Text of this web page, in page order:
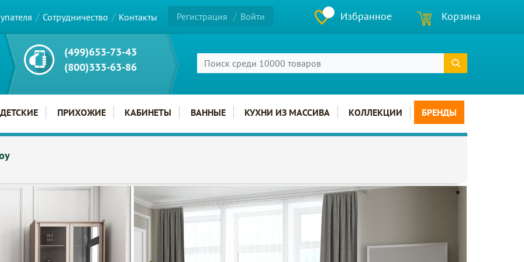
Сотрудничество Контакты Регистрация Войти Избранное Корзина
(499)653-73-43
(800)333-63-86
ДЕТСКИЕ ПРИХОЖИЕ КАБИНЕТЫ ВАННЫЕ КУХНИ ИЗ МАССИВА КОЛЛЕКЦИИ БРЕНДЫ